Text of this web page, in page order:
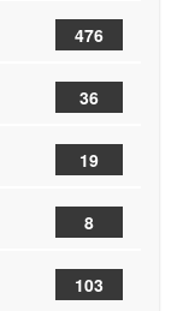
476
36
19
8
103